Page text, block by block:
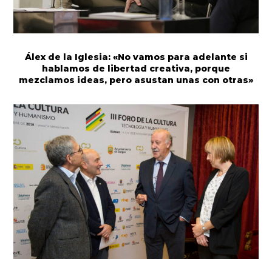
Álex de la Iglesia: «No vamos para adelante si
hablamos de libertad creativa, porque
mezclamos ideas, pero asustan unas con otras»